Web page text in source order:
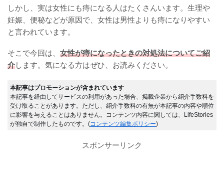
しかし、実は女性にも痔になる人はたくさんいます。生理や
妊娠、便秘などが原因で、女性は男性よりも痔になりやすい
と言われています。
そこで今回は、 女性が痔になったときの対処法についてご紹
介します。気になる方はぜひ、お読みください。
本記事はプロモーションが含まれています
本記事を経由してサービスの利用があった場合、掲載企業から紹介手数料を
受け取ることがあります。ただし、紹介手数料の有無が本記事の内容や順位
に影響を与えることはありません。コンテンツ内容に関しては、LifeStories
が独自で制作したものです。(コンテンツ編集ポリシー)
スポンサーリンク